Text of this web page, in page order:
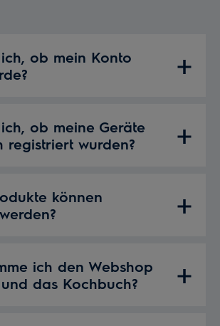
ob mein Konto
ob meine Geräte
registriert wurden?
können
ich den Webshop
das Kochbuch?